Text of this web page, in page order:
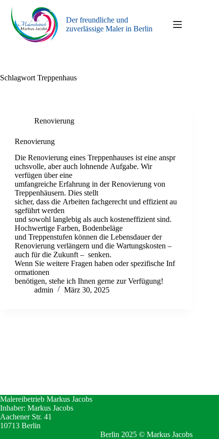
Inhalt
springen
Der freundliche und
zuverlässige Maler in Berlin
Schlagwort Treppenhaus
Renovierung
Renovierung
Die Renovierung eines Treppenhauses ist eine anspr
uchsvolle, aber auch lohnende Aufgabe. Wir
verfügen über eine
umfangreiche Erfahrung in der Renovierung von
Treppenhäusern. Dies stellt
sicher, dass die Arbeiten fachgerecht und effizient au
sgeführt werden
und sowohl langlebig als auch kosteneffizient sind.
Hochwertige Farben, Bodenbeläge
und Treppenstufen können die Lebensdauer der
Renovierung verlängern und die Wartungskosten –
auch für die Zukunft – senken.
Wenn Sie weitere Fragen haben oder spezifische Inf
ormationen
benötigen, stehe ich Ihnen gerne zur Verfügung!
admin
März 30, 2025
Malereibetrieb Markus Jacobs
Inhaber: Markus Jacobs
Aachener Str. 41
10713 Berlin
Berlin 2025 © Markus Jacobs